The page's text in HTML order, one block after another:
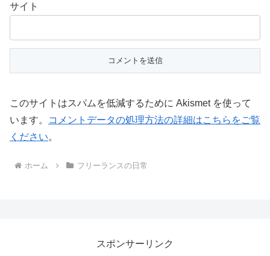
サイト
このサイトはスパムを低減するために Akismet を使って
います。
コメントデータの処理方法の詳細はこちらをご覧
ください。
ホーム フリーランスの日常
スポンサーリンク